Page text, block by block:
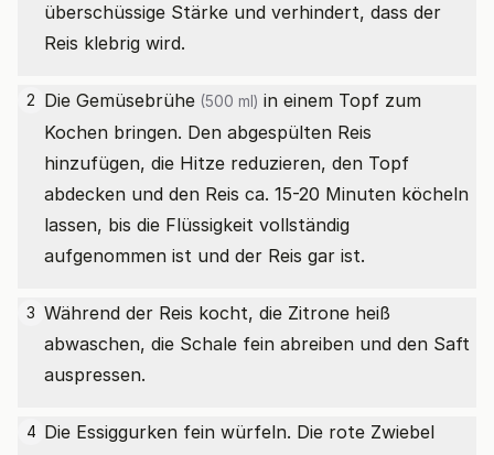
überschüssige Stärke und verhindert, dass der
Reis klebrig wird.
2 Die Gemüsebrühe (500 ml) in einem Topf zum
Kochen bringen. Den abgespülten Reis
hinzufügen, die Hitze reduzieren, den Topf
abdecken und den Reis ca. 15-20 Minuten köcheln
lassen, bis die Flüssigkeit vollständig
aufgenommen ist und der Reis gar ist.
3 Während der Reis kocht, die Zitrone heiß
abwaschen, die Schale fein abreiben und den Saft
auspressen.
4 Die Essiggurken fein würfeln. Die rote Zwiebel